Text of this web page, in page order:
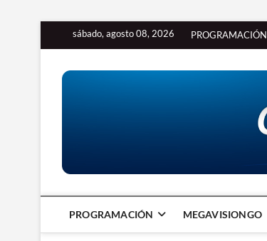
sábado, agosto 08, 2026 PROGRAMACIÓN
PROGRAMACIÓN MEGAVISIONGO